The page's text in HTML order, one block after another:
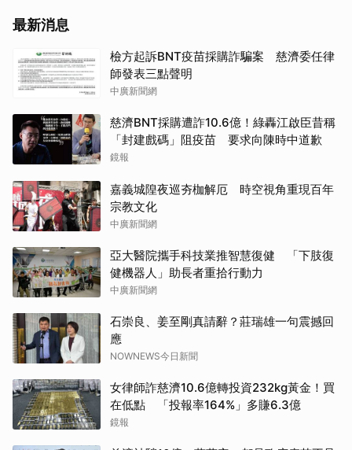
最新消息
檢方起訴BNT疫苗採購詐騙案 慈濟委任律
師發表三點聲明
中廣新聞網
慈濟BNT採購遭詐10.6億！綠轟江啟臣昔稱
「封建戲碼」阻疫苗 要求向陳時中道歉
鏡報
嘉義城隍夜巡夯枷解厄 時空視角重現百年
宗教文化
中廣新聞網
亞大醫院攜手科技業推智慧復健 「下肢復
健機器人」助長者重拾行動力
中廣新聞網
石崇良、姜至剛真請辭？莊瑞雄一句震撼回
應
NOWNEWS今日新聞
女律師詐慈濟10.6億轉投資232kg黃金！買
在低點 「投報率164%」多賺6.3億
鏡報